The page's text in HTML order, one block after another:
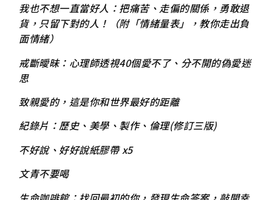
我也不想一直當好人：把痛苦、走偏的關係，勇敢退
貨，只留下對的人！（附「情緒量表」，教你走出負
面情緒）
戒斷曖昧：心理師透視40個愛不了、分不開的偽愛迷
思
致親愛的，這是你和世界最好的距離
紀錄片：歷史、美學、製作、倫理(修訂三版)
不好說、好好說紙膠帶 x5
文青不要喝